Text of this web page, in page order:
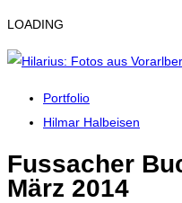
LOADING
Portfolio
Hilmar Halbeisen
Fussacher
März 2014